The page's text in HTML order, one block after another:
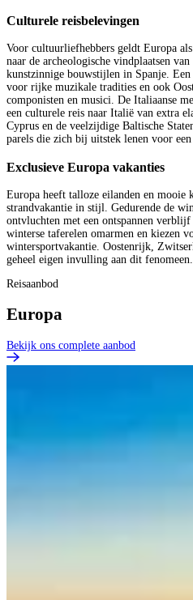
Culturele reisbelevingen
Voor cultuurliefhebbers geldt Europa
naar de archeologische vindplaatsen
kunstzinnige bouwstijlen in Spanje.
voor rijke muzikale tradities en ook
componisten en musici. De Italiaanse
een culturele reis naar Italië van extra
Cyprus en de veelzijdige Baltische
parels die zich bij uitstek lenen voor
Exclusieve Europa vakanties
Europa heeft talloze eilanden en mooie
strandvakantie in stijl. Gedurende de
ontvluchten met een ontspannen
winterse taferelen omarmen en kiezen
wintersportvakantie. Oostenrijk,
geheel eigen invulling aan dit fenomeen.
Reisaanbod
Europa
Bekijk ons complete aanbod